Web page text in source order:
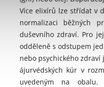
Více elixírů lze střídat v
normalizaci běžných
duševního zdraví. Pro
odděleně s odstupem
nebo psychického
ájurvédských kúr v
uvedeným na